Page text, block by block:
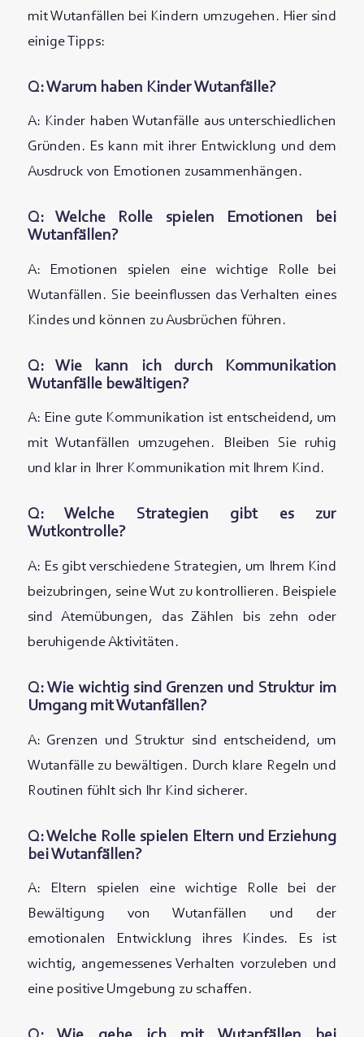
mit Wutanfällen bei Kindern umzugehen. Hier sind
einige Tipps:
Q: Warum haben Kinder Wutanfälle?
A: Kinder haben Wutanfälle aus unterschiedlichen
Gründen. Es kann mit ihrer Entwicklung und dem
Ausdruck von Emotionen zusammenhängen.
Q: Welche Rolle spielen Emotionen bei
Wutanfällen?
A: Emotionen spielen eine wichtige Rolle bei
Wutanfällen. Sie beeinflussen das Verhalten eines
Kindes und können zu Ausbrüchen führen.
Q: Wie kann ich durch Kommunikation
Wutanfälle bewältigen?
A: Eine gute Kommunikation ist entscheidend, um
mit Wutanfällen umzugehen. Bleiben Sie ruhig
und klar in Ihrer Kommunikation mit Ihrem Kind.
Q: Welche Strategien gibt es zur
Wutkontrolle?
A: Es gibt verschiedene Strategien, um Ihrem Kind
beizubringen, seine Wut zu kontrollieren. Beispiele
sind Atemübungen, das Zählen bis zehn oder
beruhigende Aktivitäten.
Q: Wie wichtig sind Grenzen und Struktur im
Umgang mit Wutanfällen?
A: Grenzen und Struktur sind entscheidend, um
Wutanfälle zu bewältigen. Durch klare Regeln und
Routinen fühlt sich Ihr Kind sicherer.
Q: Welche Rolle spielen Eltern und Erziehung
bei Wutanfällen?
A: Eltern spielen eine wichtige Rolle bei der
Bewältigung von Wutanfällen und der
emotionalen Entwicklung ihres Kindes. Es ist
wichtig, angemessenes Verhalten vorzuleben und
eine positive Umgebung zu schaffen.